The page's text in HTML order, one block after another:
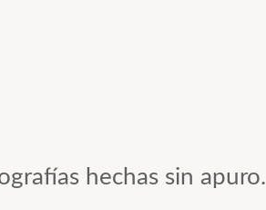
hechas sin apuro.